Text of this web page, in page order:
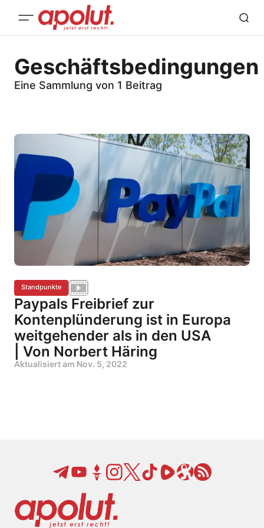
Geschäftsbedingungen
Eine Sammlung von 1 Beitrag
Standpunkte
Paypals Freibrief zur
Kontenplünderung ist in Europa
weitgehender als in den USA
| Von Norbert Häring
Aktualisiert am Nov. 5, 2022